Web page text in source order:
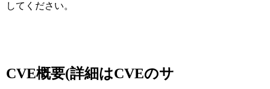
してください。
CVE概要(詳細はCVEのサ